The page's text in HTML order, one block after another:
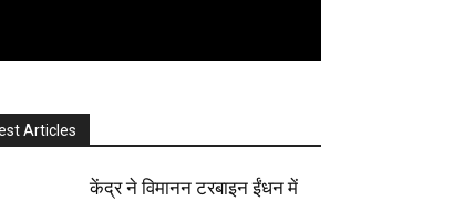
Articles
केंद्र ने विमानन टरबाइन ईंधन में